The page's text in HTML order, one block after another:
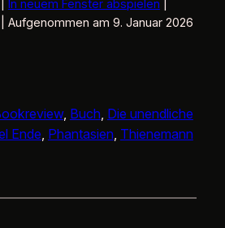
In neuem Fenster abspielen
Aufgenommen am 9. Januar 2026
, Buch, Die unendliche
Ende Phantasien, Thienemann